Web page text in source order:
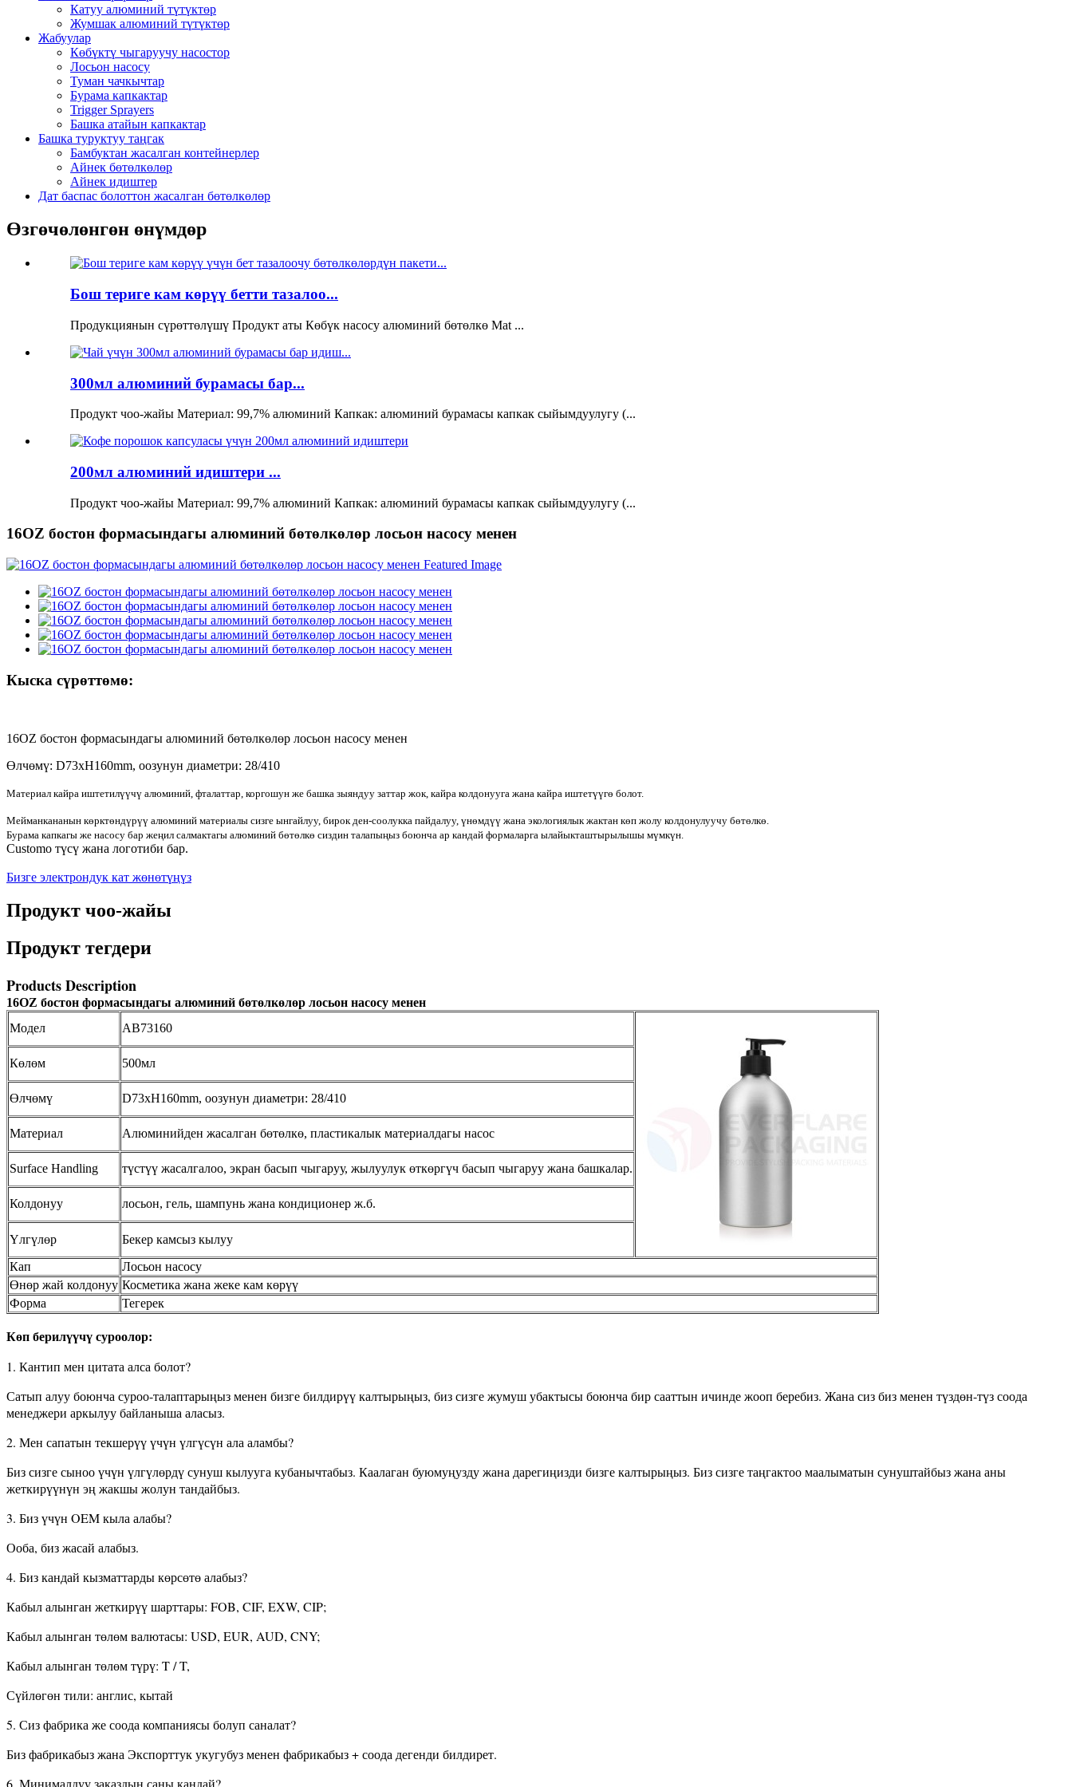
Катуу алюминий түтүктөр
Жумшак алюминий түтүктөр
Жабуулар
Көбүктү чыгаруучу насостор
Лосьон насосу
Туман чачкычтар
Бурама капкактар
Trigger Sprayers
Башка атайын капкактар
Башка туруктуу таңгак
Бамбуктан жасалган контейнерлер
Айнек бөтөлкөлөр
Айнек идиштер
Дат баспас болоттон жасалган бөтөлкөлөр
Өзгөчөлөнгөн өнүмдөр
Бош териге кам көрүү бетти тазалоо...
Продукциянын сүрөттөлүшү Продукт аты Көбүк насосу алюминий бөтөлкө Mat ...
300мл алюминий бурамасы бар...
Продукт чоо-жайы Материал: 99,7% алюминий Капкак: алюминий бурамасы капкак сыйымдуулугу (...
200мл алюминий идиштери ...
Продукт чоо-жайы Материал: 99,7% алюминий Капкак: алюминий бурамасы капкак сыйымдуулугу (...
16OZ бостон формасындагы алюминий бөтөлкөлөр лосьон насосу менен
Кыска сүрөттөмө:
16OZ бостон формасындагы алюминий бөтөлкөлөр лосьон насосу менен
Өлчөмү: D73xH160mm, оозунун диаметри: 28/410
Материал кайра иштетилүүчү алюминий, фталаттар, коргошун же башка зыяндуу заттар жок, кайра колдонууга жана кайра иштетүүгө болот.
Мейманкананын көрктөндүрүү алюминий материалы сизге ынгайлуу, бирок ден-соолукка пайдалуу, үнөмдүү жана экологиялык жактан көп жолу колдонулуучу бөтөлкө.
Бурама капкагы же насосу бар жеңил салмактагы алюминий бөтөлкө сиздин талапыңыз боюнча ар кандай формаларга ылайыкташтырылышы мүмкүн.
Customo түсү жана логотиби бар.
Бизге электрондук кат жөнөтүңүз
Продукт чоо-жайы
Продукт тегдери
Products Description
16OZ бостон формасындагы алюминий бөтөлкөлөр лосьон насосу менен
Модел
AB73160
Көлөм 500мл
Өлчөмү D73xH160mm, оозунун диаметри: 28/410
Материал Алюминийден жасалган бөтөлкө, пластикалык материалдагы насос
Surface Handling түстүү жасалгалоо, экран басып чыгаруу, жылуулук өткөргүч басып чыгаруу жана башкалар.
Колдонуу лосьон, гель, шампунь жана кондиционер ж.б.
Үлгүлөр
Бекер камсыз кылуу
Кап
Лосьон насосу
Өнөр жай колдонуу Косметика жана жеке кам көрүү
Форма
Тегерек
Көп берилүүчү суроолор:
1. Кантип мен цитата алса болот?
Сатып алуу боюнча суроо-талаптарыңыз менен бизге билдирүү калтырыңыз, биз сизге жумуш убактысы боюнча бир сааттын ичинде жооп беребиз. Жана сиз биз менен түздөн-түз соода
менеджери аркылуу байланыша аласыз.
2. Мен сапатын текшерүү үчүн үлгүсүн ала аламбы?
Биз сизге сыноо үчүн үлгүлөрдү сунуш кылууга кубанычтабыз. Каалаган буюмуңузду жана дарегиңизди бизге калтырыңыз. Биз сизге таңгактоо маалыматын сунуштайбыз жана аны
жеткирүүнүн эң жакшы жолун тандайбыз.
3. Биз үчүн OEM кыла алабы?
Ооба, биз жасай алабыз.
4. Биз кандай кызматтарды көрсөтө алабыз?
Кабыл алынган жеткирүү шарттары: FOB, CIF, EXW, CIP;
Кабыл алынган төлөм валютасы: USD, EUR, AUD, CNY;
Кабыл алынган төлөм түрү: T / T,
Сүйлөгөн тили: англис, кытай
5. Сиз фабрика же соода компаниясы болуп саналат?
Биз фабрикабыз жана Экспорттук укугубуз менен фабрикабыз + соода дегенди билдирет.
6. Минималдуу заказдын саны кандай?